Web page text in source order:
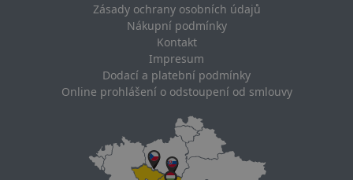
Zásady ochrany osobních údajů
Nákupní podmínky
Kontakt
Impresum
Dodací a platební podmínky
Online prohlášení o odstoupení od smlouvy